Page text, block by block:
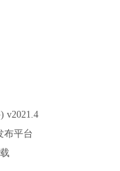
v2021.4
布平台